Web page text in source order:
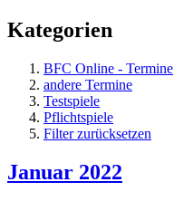
Kategorien
BFC Online - Termine
andere Termine
Testspiele
Pflichtspiele
Filter zurücksetzen
Januar 2022